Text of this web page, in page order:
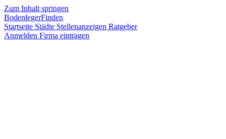
Zum Inhalt springen
BodenlegerFinden
Startseite Städte Stellenanzeigen Ratgeber
Anmelden Firma eintragen